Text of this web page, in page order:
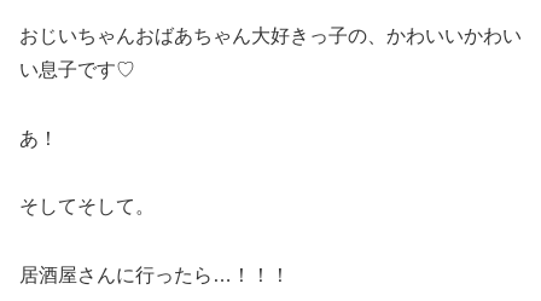
おじいちゃんおばあちゃん大好きっ子の、かわいいかわい
い息子です♡
あ！
そしてそして。
居酒屋さんに行ったら…！！！